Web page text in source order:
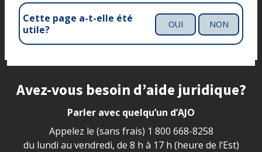
Cette page a-t-elle été
utile?
OUI NON
Site footer
Avez-vous besoin d’aide juridique?
Parler avec quelqu’un d’AJO
Appelez le (sans frais) 1 800 668-8258
du lundi au vendredi, de 8 h à 17 h (heure de l’Est)